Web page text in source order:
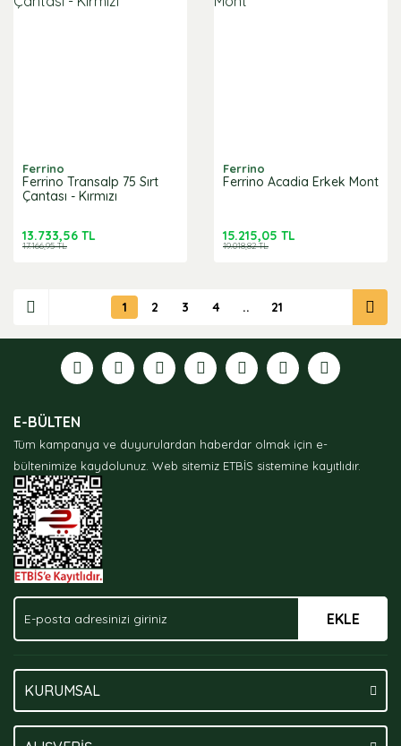
Ferrino
Ferrino Transalp 75 Sırt
Çantası - Kırmızı
13.733,56 TL
17.166,95 TL
Ferrino
Ferrino Acadia Erkek Mont
15.215,05 TL
19.018,82 TL
1 2 3 4 .. 21
E-BÜLTEN
Tüm kampanya ve duyurulardan haberdar olmak için e-
bültenimize kaydolunuz. Web sitemiz ETBİS sistemine kayıtlıdır.
EKLE
KURUMSAL